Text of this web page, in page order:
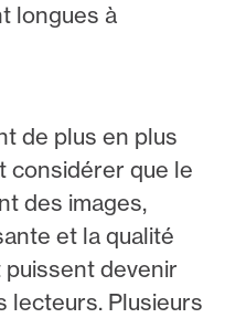
longues à
de plus en plus
considérer que le
des images,
et la qualité
devenir
lecteurs. Plusieurs